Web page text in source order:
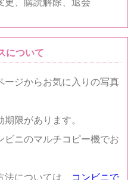
更、購読解除、退会
について
ージからお気に入りの写真
限があります。
ビニのマルチコピー機でお
については、
コンビニで